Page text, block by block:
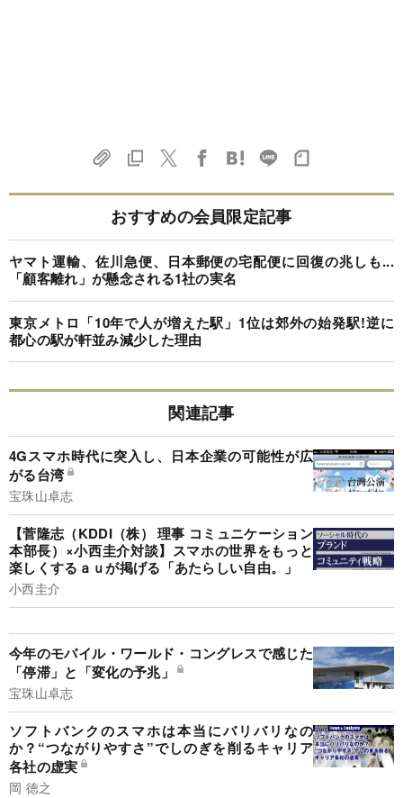
おすすめの会員限定記事
ヤマト運輸、佐川急便、日本郵便の宅配便に回復の兆しも...
「顧客離れ」が懸念される1社の実名
東京メトロ「10年で人が増えた駅」1位は郊外の始発駅!逆に
都心の駅が軒並み減少した理由
関連記事
4Gスマホ時代に突入し、日本企業の可能性が広
がる台湾
宝珠山卓志
【菅隆志（KDDI（株） 理事 コミュニケーション
本部長）×小西圭介対談】スマホの世界をもっと
楽しくするａｕが掲げる「あたらしい自由。」
小西圭介
今年のモバイル・ワールド・コングレスで感じた
「停滞」と「変化の予兆」
宝珠山卓志
ソフトバンクのスマホは本当にバリバリなの
か？“つながりやすさ”でしのぎを削るキャリア
各社の虚実
岡 徳之